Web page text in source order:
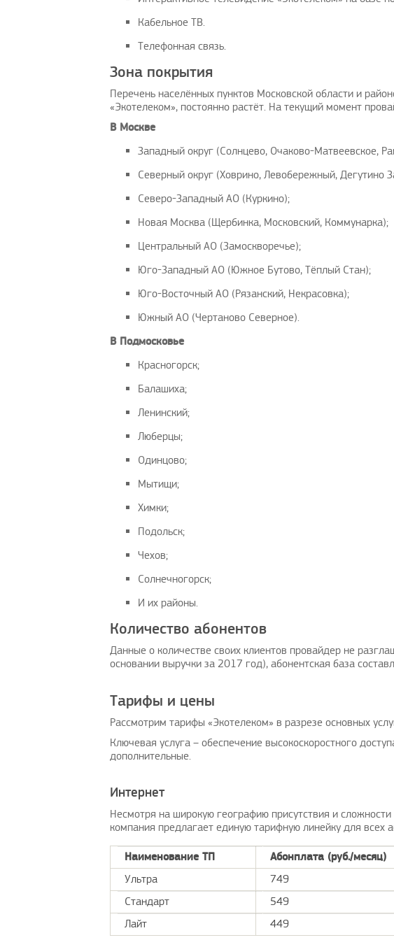
решение проблем с
зарубежных услуг…
10.3.2021
Поздравляю, отличная идея и
своевременно
Дадада
А изображения
Кабельное ТВ.
Телефонная связь.
Зона покрытия
Перечень населённых пунктов Московской области и
«Экотелеком», постоянно растёт. На текущий момент
В Москве
Западный округ (Солнцево, Очаково-Матвеевское,
Северный округ (Ховрино, Левобережный, Дегутино
Северо-Западный АО (Куркино);
Новая Москва (Щербинка, Московский, Коммунарка);
Центральный АО (Замоскворечье);
Юго-Западный АО (Южное Бутово, Тёплый Стан);
Юго-Восточный АО (Рязанский, Некрасовка);
Южный АО (Чертаново Северное).
В Подмосковье
Красногорск;
Балашиха;
Ленинский;
Люберцы;
Одинцово;
Мытищи;
Химки;
Подольск;
Чехов;
Солнечногорск;
И их районы.
Количество абонентов
Данные о количестве своих клиентов провайдер не
основании выручки за 2017 год), абонентская база
Тарифы и цены
Рассмотрим тарифы «Экотелеком» в разрезе основных
Ключевая услуга – обеспечение высокоскоростного
дополнительные.
Интернет
Несмотря на широкую географию присутствия и
компания предлагает единую тарифную линейку для всех
Наименование ТП Абонплата (руб./месяц)
Ультра
749
Стандарт
549
Лайт
449